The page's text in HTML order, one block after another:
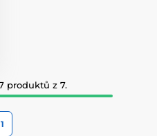
produktů z 7.
1